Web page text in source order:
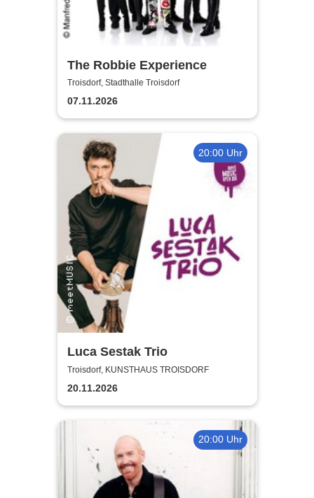
The Robbie Experience
Troisdorf, Stadthalle Troisdorf
07.11.2026
20:00 Uhr
Luca Sestak Trio
Troisdorf, KUNSTHAUS TROISDORF
20.11.2026
20:00 Uhr